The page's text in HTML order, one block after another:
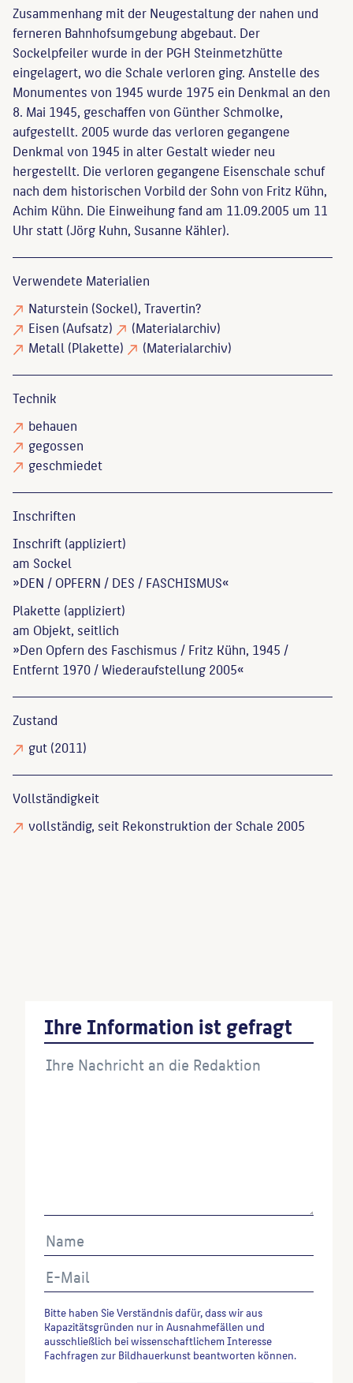
Zusammenhang mit der Neugestaltung der nahen und
ferneren Bahnhofsumgebung abgebaut. Der
Sockelpfeiler wurde in der PGH Steinmetzhütte
eingelagert, wo die Schale verloren ging. Anstelle des
Monumentes von 1945 wurde 1975 ein Denkmal an den
8. Mai 1945, geschaffen von Günther Schmolke,
aufgestellt. 2005 wurde das verloren gegangene
Denkmal von 1945 in alter Gestalt wieder neu
hergestellt. Die verloren gegangene Eisenschale schuf
nach dem historischen Vorbild der Sohn von Fritz Kühn,
Achim Kühn. Die Einweihung fand am 11.09.2005 um 11
Uhr statt (Jörg Kuhn, Susanne Kähler).
Verwendete Materialien
Naturstein (Sockel), Travertin?
Eisen (Aufsatz)
(Materialarchiv)
Metall(Plakette) (Materialarchiv)
Technik
behauen
gegossen
geschmiedet
Inschriften
Inschrift (appliziert)
am Sockel
»DEN / OPFERN / DES / FASCHISMUS«
Plakette (appliziert)
am Objekt, seitlich
»Den Opfern des Faschismus / Fritz Kühn, 1945 /
Entfernt 1970 / Wiederaufstellung 2005«
Zustand
gut(2011)
Vollständigkeit
vollständig, seit Rekonstruktion der Schale 2005
verwenden möchten, zitieren Sie bitte wie folgt:
Autor*in des Beitrages, Werktitel, URL, Datum des
Ihre Information ist gefragt
Bitte haben Sie Verständnis dafür, dass wir aus
Kapazitätsgründen nur in Ausnahmefällen und
ausschließlich bei wissenschaftlichem Interesse
Fachfragen zur Bildhauerkunst beantworten können.